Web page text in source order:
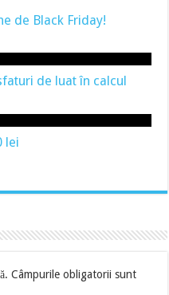
de Black Friday!
de luat în calcul
lei
Câmpurile obligatorii sunt